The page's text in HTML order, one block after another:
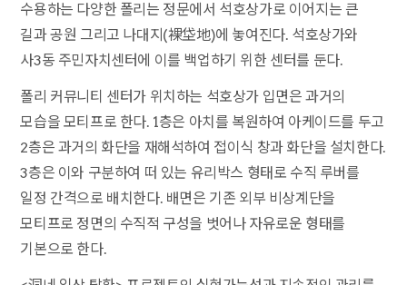
수용하는 다양한 폴리는 정문에서 석호상가로 이어지는 큰
길과 공원 그리고 나대지(裸垈地)에 놓여진다. 석호상가와
사3동 주민자치센터에 이를 백업하기 위한 센터를 둔다.
폴리 커뮤니티 센터가 위치하는 석호상가 입면은 과거의
모습을 모티프로 한다. 1층은 아치를 복원하여 아케이드를 두고
2층은 과거의 화단을 재해석하여 접이식 창과 화단을 설치한다.
3층은 이와 구분하여 떠 있는 유리박스 형태로 수직 루버를
일정 간격으로 배치한다. 배면은 기존 외부 비상계단을
모티프로 정면의 수직적 구성을 벗어나 자유로운 형태를
기본으로 한다.